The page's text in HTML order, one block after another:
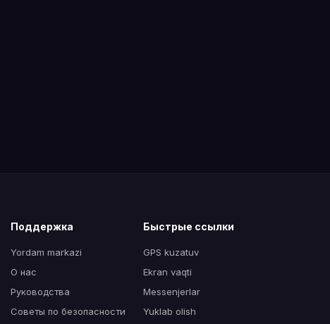
Поддержка
Yordam markazi
О нас
Руководства
Советы по безопасности
Быстрые ссылки
GPS kuzatuv
Ekran vaqti
Messenjerlar
Yuklab olish